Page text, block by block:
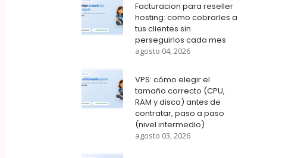
Facturacion para reseller
hosting: como cobrarles a
tus clientes sin
perseguirlos cada mes
agosto 04, 2026
VPS: cómo elegir el
tamaño correcto (CPU,
RAM y disco) antes de
contratar, paso a paso
(nivel intermedio)
agosto 03, 2026